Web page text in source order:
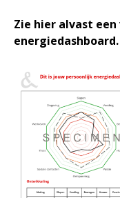
Zie hier alvast
energiedashboard.